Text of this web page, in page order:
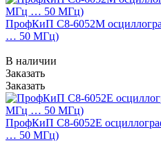
ПрофКиП С8-6052М
… 50 МГц)
В наличии
Заказать
Заказать
ПрофКиП С8-6052Е
… 50 МГц)